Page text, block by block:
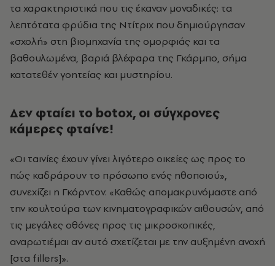
τα χαρακτηριστικά που τις έκαναν μοναδικές: τα
λεπτότατα φρύδια της Ντίτριχ που δημιούργησαν
«σχολή» στη βιομηχανία της ομορφιάς και τα
βαθουλωμένα, βαριά βλέφαρα της Γκάρμπο, σήμα
κατατεθέν γοητείας και μυστηρίου.
Δεν φταίει το botox, οι σύγχρονες
κάμερες φταίνε!
«Οι ταινίες έχουν γίνει λιγότερο οικείες ως προς το
πώς καδράρουν το πρόσωπο ενός ηθοποιού»,
συνεχίζει η Γκόρντον. «Καθώς απομακρυνόμαστε από
την κουλτούρα των κινηματογραφικών αιθουσών, από
τις μεγάλες οθόνες προς τις μικροσκοπικές,
αναρωτιέμαι αν αυτό σχετίζεται με την αυξημένη ανοχή
[στα fillers]».